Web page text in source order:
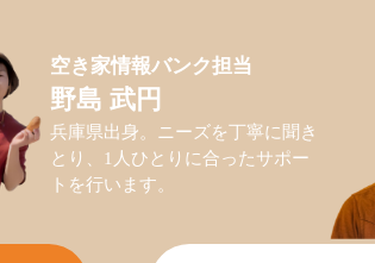
空き家情報バンク担当
野島 武円
兵庫県出身。ニーズを丁寧に聞き
とり、1人ひとりに合ったサポー
トを行います。